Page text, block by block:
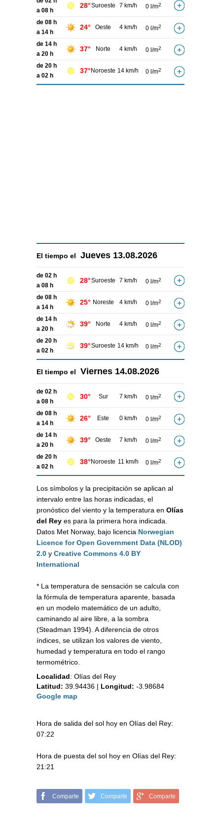
a 08 h
28°Suroeste 7 km/h 0 l/m2
de 08 h
a 14 h
24° Oeste 4 km/h 0 l/m2
de 14 h
a 20 h
37° Norte 4 km/h 0 l/m2
de 20 h
a 02 h
37° Noroeste 14 km/h 0 l/m2
El tiempo el Jueves 13.08.2026
de 02 h
a 08 h
28°Suroeste 7 km/h 0 l/m2
de 08 h
a 14 h
25° Noreste 4 km/h 0 l/m2
de 14 h
a 20 h
39° Norte 4 km/h 0 l/m2
de 20 h
a 02 h
39°Suroeste 14 km/h 0 l/m2
El tiempo el Viernes 14.08.2026
de 02 h
a 08 h
30° Sur 7 km/h 0 l/m2
de 08 h
a 14 h
26° Este 0 km/h 0 l/m2
de 14 h
a 20 h
39° Oeste 7 km/h 0 l/m2
de 20 h
a 02 h
38° Noroeste 11 km/h 0 l/m2
Los símbolos y la precipitación se aplican al
intervalo entre las horas indicadas, el
pronóstico del viento y la temperatura en Olías
del Rey es para la primera hora indicada.
Datos Met Norway, bajo licencia Norwegian
Licence for Open Government Data (NLOD)
2.0 y Creative Commons 4.0 BY
International
* La temperatura de sensación se calcula con
la fórmula de temperatura aparente, basada
en un modelo matemático de un adulto,
caminando al aire libre, a la sombra
(Steadman 1994). A diferencia de otros
índices, se utilizan los valores de viento,
humedad y temperatura en todo el rango
termométrico.
Localidad: Olías del Rey
Latitud: 39.94436 | Longitud: -3.98684
Google map
Hora de salida del sol hoy en Olías del Rey:
07:22
Hora de puesta del sol hoy en Olías del Rey:
21:21
Comparte Comparte Comparte